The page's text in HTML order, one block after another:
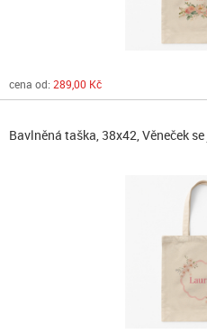
cena od: 289,00 Kč
Bavlněná taška, 38x42, Věneček